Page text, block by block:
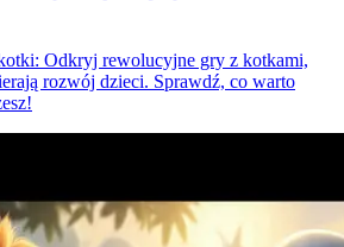
Odkryj rewolucyjne gry z kotkami,
rozwój dzieci. Sprawdź, co warto